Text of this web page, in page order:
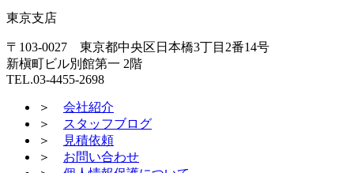
東京支店
〒103-0027 東京都中央区日本橋3丁目2番14号
新槇町ビル別館第一 2階
TEL.03-4455-2698
＞ 会社紹介
＞
スタッフブログ
＞
見積依頼
＞ お問い合わせ